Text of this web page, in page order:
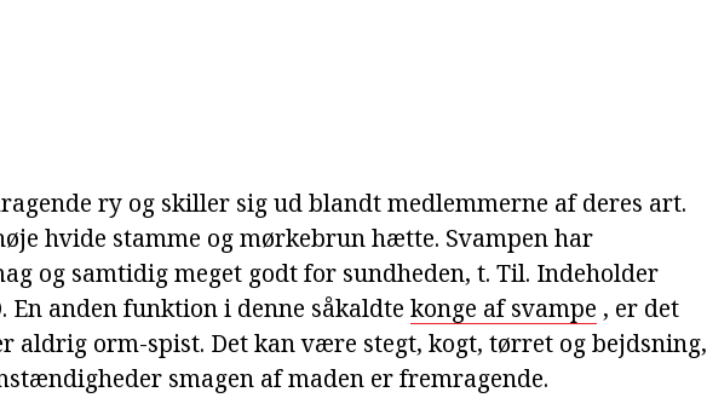
ry og skiller sig ud blandt medlemmerne af deres art.
hvide stamme og mørkebrun hætte. Svampen har
og samtidig meget godt for sundheden, t. Til. Indeholder
En anden funktion i denne såkaldte konge af svampe , er det
aldrig orm-spist. Det kan være stegt, kogt, tørret og bejdsning,
smagen af maden er fremragende.